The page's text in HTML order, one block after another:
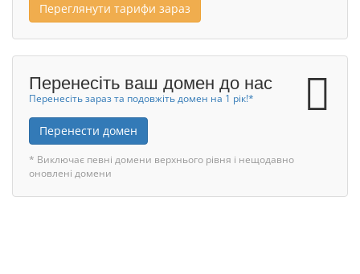
Переглянути тарифи зараз
Перенесіть ваш домен до нас
Перенесіть зараз та подовжіть домен на 1 рік!*
Перенести домен
* Виключає певні домени верхнього рівня і нещодавно
оновлені домени